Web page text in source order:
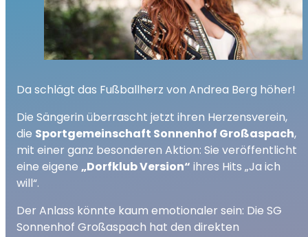
Da schlägt das Fußballherz von Andrea Berg höher!
Die Sängerin überrascht jetzt ihren Herzensverein,
die Sportgemeinschaft Sonnenhof Großaspach,
mit einer ganz besonderen Aktion: Sie veröffentlicht
eine eigene „Dorfklub Version“ ihres Hits „Ja ich
will“.
Der Anlass könnte kaum emotionaler sein: Die SG
Sonnenhof Großaspach hat den direkten